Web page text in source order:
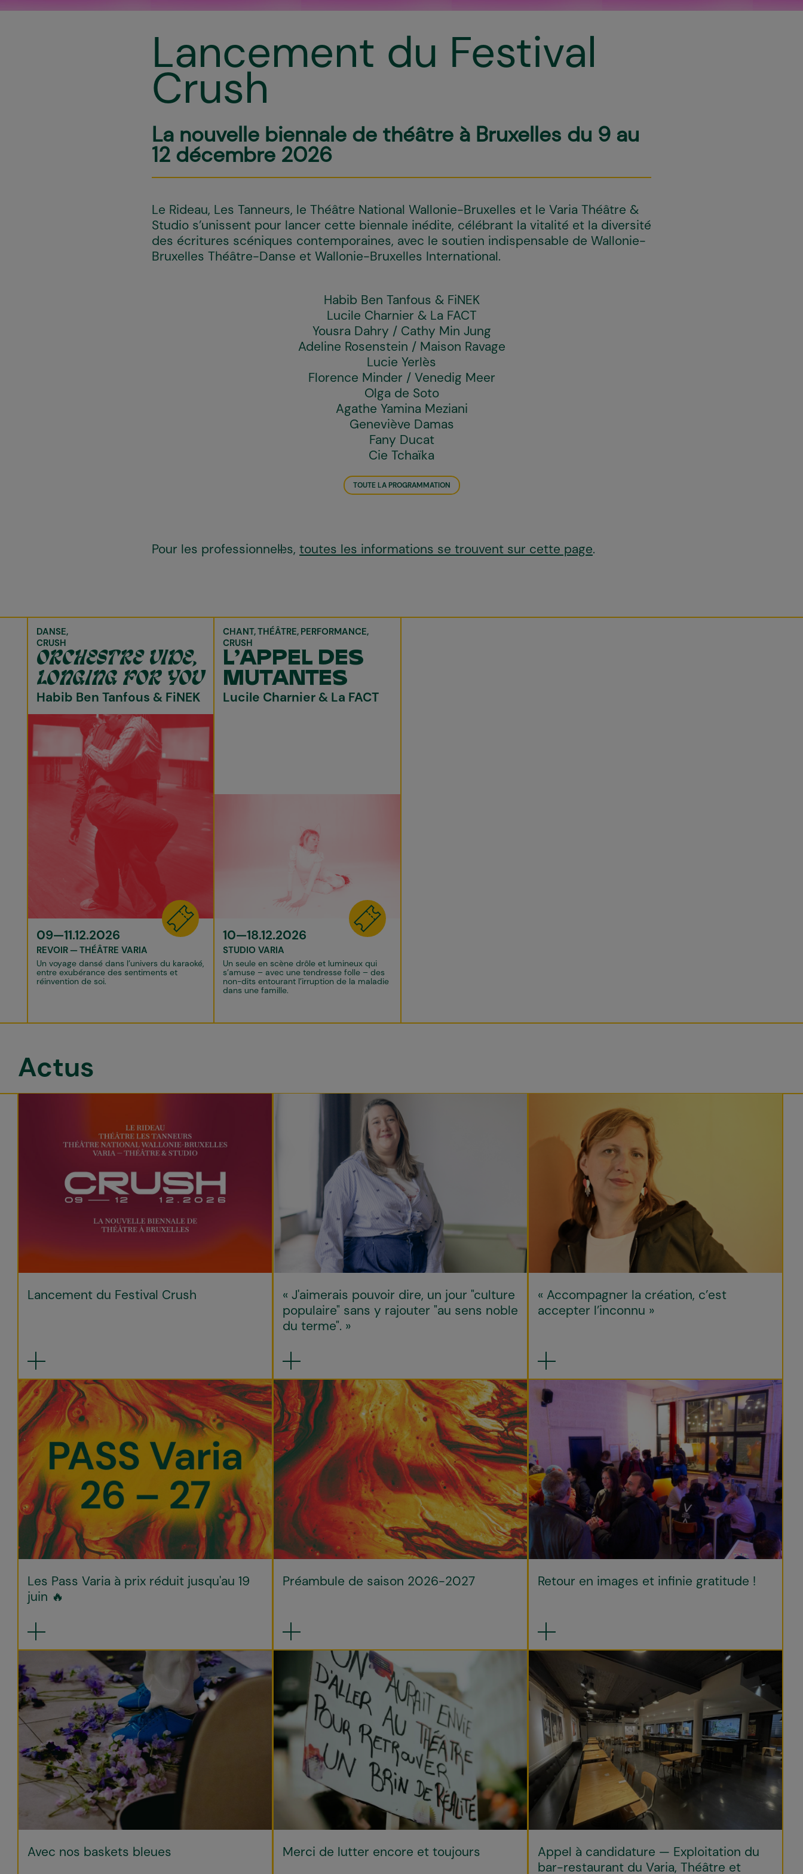
Lancement du Festival
Crush
La nouvelle biennale de théâtre à Bruxelles du 9 au
12 décembre 2026
Le Rideau, Les Tanneurs, le Théâtre National Wallonie-Bruxelles et le Varia Théâtre &
Studio s’unissent pour lancer cette biennale inédite, célébrant la vitalité et la diversité
des écritures scéniques contemporaines, avec le soutien indispensable de Wallonie-
Bruxelles Théâtre-Danse et Wallonie-Bruxelles International.
Habib Ben Tanfous & FiNEK
Lucile Charnier & La FACT
Yousra Dahry / Cathy Min Jung
Adeline Rosenstein / Maison Ravage
Lucie Yerlès
Florence Minder / Venedig Meer
Olga de Soto
Agathe Yamina Meziani
Geneviève Damas
Fany Ducat
Cie Tchaïka
TOUTE LA PROGRAMMATION
Pour les professionnel·les, toutes les informations se trouvent sur cette page.
DANSE
CRUSH
ORCHESTRE VIDE,
LONGING FOR YOU
Habib Ben Tanfous & FiNEK
09—11.12.2026
REVOIR THÉÂTRE VARIA
Un voyage dansé dans l’univers du karaoké,
entre exubérance des sentiments et
réinvention de soi.
CHANT THÉÂTRE PERFORMANCE
CRUSH
L'APPEL DES
MUTANTES
Lucile Charnier & La FACT
10—18.12.2026
STUDIO VARIA
Un seule en scène drôle et lumineux qui
s’amuse – avec une tendresse folle – des
non-dits entourant l’irruption de la maladie
dans une famille.
Actus
Lancement du Festival Crush
« J'aimerais pouvoir dire, un jour "culture
populaire" sans y rajouter "au sens noble
du terme". »
« Accompagner la création, c’est
accepter l’inconnu »
Les Pass Varia à prix réduit jusqu'au 19
juin 🔥
Préambule de saison 2026-2027 Retour en images et infinie gratitude !
Avec nos baskets bleues Merci de lutter encore et toujours
Appel à candidature — Exploitation du
bar-restaurant du Varia, Théâtre et